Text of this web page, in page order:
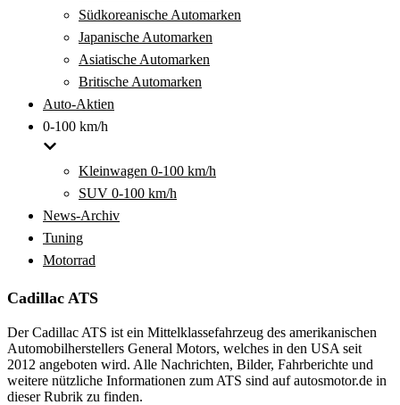
Südkoreanische Automarken
Japanische Automarken
Asiatische Automarken
Britische Automarken
Auto-Aktien
0-100 km/h
Kleinwagen 0-100 km/h
SUV 0-100 km/h
News-Archiv
Tuning
Motorrad
Cadillac ATS
Der Cadillac ATS ist ein Mittelklassefahrzeug des amerikanischen
Automobilherstellers General Motors, welches in den USA seit
2012 angeboten wird. Alle Nachrichten, Bilder, Fahrberichte und
weitere nützliche Informationen zum ATS sind auf autosmotor.de in
dieser Rubrik zu finden.